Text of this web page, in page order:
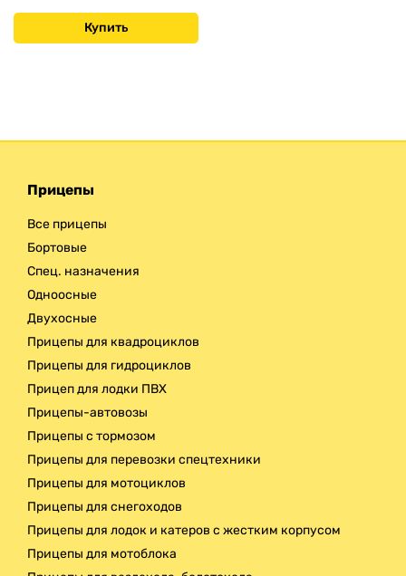
Купить
Прицепы
Все прицепы
Бортовые
Спец. назначения
Одноосные
Двухосные
Прицепы для квадроциклов
Прицепы для гидроциклов
Прицеп для лодки ПВХ
Прицепы-автовозы
Прицепы с тормозом
Прицепы для перевозки спецтехники
Прицепы для мотоциклов
Прицепы для снегоходов
Прицепы для лодок и катеров с жестким корпусом
Прицепы для мотоблока